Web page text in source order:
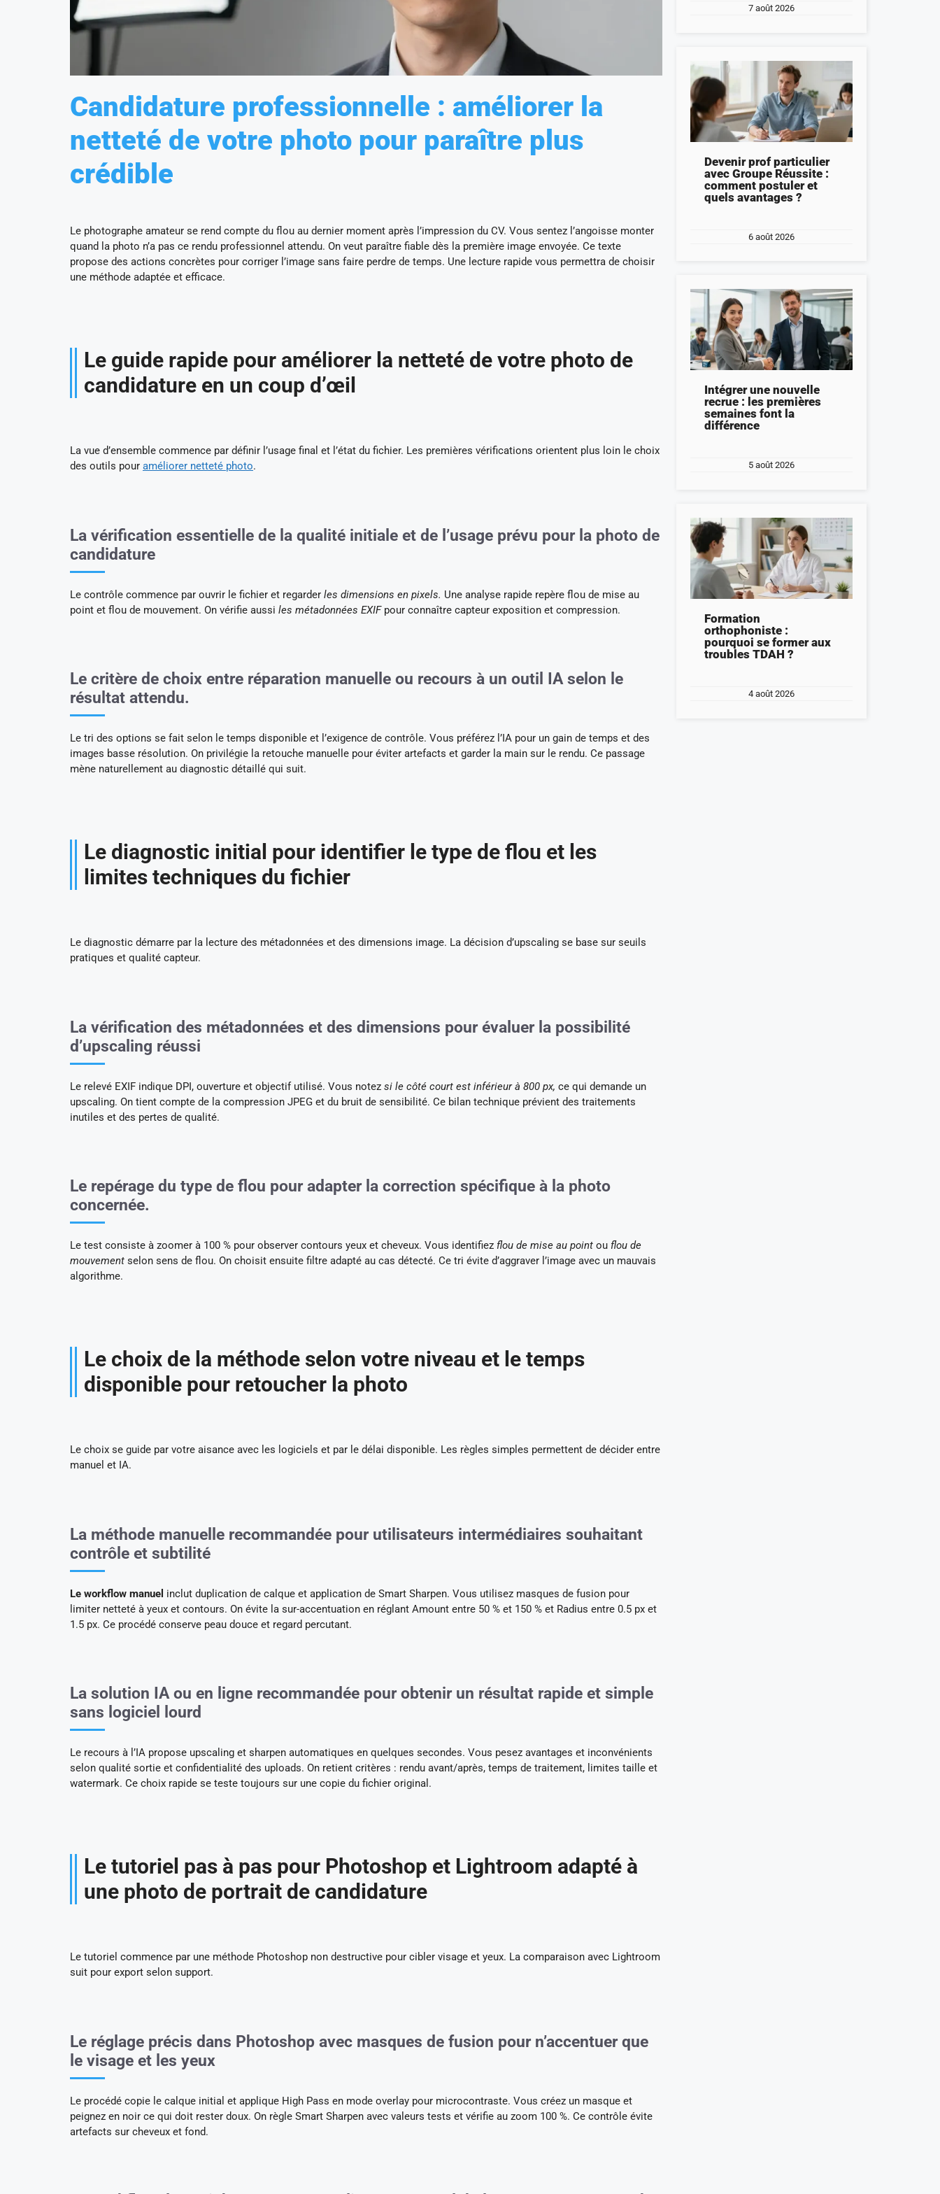
Candidature professionnelle : améliorer la
netteté de votre photo pour paraître plus
crédible
Le photographe amateur se rend compte du flou au dernier moment après l’impression du CV. Vous sentez l’angoisse monter
quand la photo n’a pas ce rendu professionnel attendu. On veut paraître fiable dès la première image envoyée. Ce texte
propose des actions concrètes pour corriger l’image sans faire perdre de temps. Une lecture rapide vous permettra de choisir
une méthode adaptée et efficace.
Le guide rapide pour améliorer la netteté de votre photo de
candidature en un coup d’œil
La vue d’ensemble commence par définir l’usage final et l’état du fichier. Les premières vérifications orientent plus loin le choix
des outils pour améliorer netteté photo​​​.
La vérification essentielle de la qualité initiale et de l’usage prévu pour la photo de
candidature
Le contrôle commence par ouvrir le fichier et regarder les dimensions en pixels. Une analyse rapide repère flou de mise au
point et flou de mouvement. On vérifie aussi les métadonnées EXIFpour connaître capteur exposition et compression.
Le critère de choix entre réparation manuelle ou recours à un outil IA selon le
résultat attendu.
Le tri des options se fait selon le temps disponible et l’exigence de contrôle. Vous préférez l’IA pour un gain de temps et des
images basse résolution. On privilégie la retouche manuelle pour éviter artefacts et garder la main sur le rendu. Ce passage
mène naturellement au diagnostic détaillé qui suit.
Le diagnostic initial pour identifier le type de flou et les
limites techniques du fichier
Le diagnostic démarre par la lecture des métadonnées et des dimensions image. La décision d’upscaling se base sur seuils
pratiques et qualité capteur.
La vérification des métadonnées et des dimensions pour évaluer la possibilité
d’upscaling réussi
Le relevé EXIF indique DPI, ouverture et objectif utilisé. Vous notez si le côté court est inférieur à 800 px, ce qui demande un
upscaling. On tient compte de la compression JPEG et du bruit de sensibilité. Ce bilan technique prévient des traitements
inutiles et des pertes de qualité.
Le repérage du type de flou pour adapter la correction spécifique à la photo
concernée.
Le test consiste à zoomer à 100 % pour observer contours yeux et cheveux. Vous identifiez flou de mise au point ou flou de
mouvement selon sens de flou. On choisit ensuite filtre adapté au cas détecté. Ce tri évite d’aggraver l’image avec un mauvais
algorithme.
Le choix de la méthode selon votre niveau et le temps
disponible pour retoucher la photo
Le choix se guide par votre aisance avec les logiciels et par le délai disponible. Les règles simples permettent de décider entre
manuel et IA.
La méthode manuelle recommandée pour utilisateurs intermédiaires souhaitant
contrôle et subtilité
Le workflow manuel inclut duplication de calque et application de Smart Sharpen. Vous utilisez masques de fusion pour
limiter netteté à yeux et contours. On évite la sur-accentuation en réglant Amount entre 50 % et 150 % et Radius entre 0.5 px et
1.5 px. Ce procédé conserve peau douce et regard percutant.
La solution IA ou en ligne recommandée pour obtenir un résultat rapide et simple
sans logiciel lourd
Le recours à l’IA propose upscaling et sharpen automatiques en quelques secondes. Vous pesez avantages et inconvénients
selon qualité sortie et confidentialité des uploads. On retient critères : rendu avant/après, temps de traitement, limites taille et
watermark. Ce choix rapide se teste toujours sur une copie du fichier original.
Le tutoriel pas à pas pour Photoshop et Lightroom adapté à
une photo de portrait de candidature
Le tutoriel commence par une méthode Photoshop non destructive pour cibler visage et yeux. La comparaison avec Lightroom
suit pour export selon support.
Le réglage précis dans Photoshop avec masques de fusion pour n’accentuer que
le visage et les yeux
Le procédé copie le calque initial et applique High Pass en mode overlay pour microcontraste. Vous créez un masque et
peignez en noir ce qui doit rester doux. On règle Smart Sharpen avec valeurs tests et vérifie au zoom 100 %. Ce contrôle évite
artefacts sur cheveux et fond.
7 août 2026
Devenir prof particulier
avec Groupe Réussite :
comment postuler et
quels avantages ?
6 août 2026
Intégrer une nouvelle
recrue : les premières
semaines font la
différence
5 août 2026
Formation
orthophoniste :
pourquoi se former aux
troubles TDAH ?
4 août 2026